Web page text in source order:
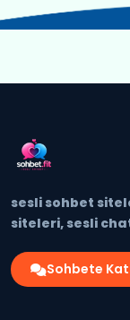
sesli sohbet
siteleri, sesli
Sohbete